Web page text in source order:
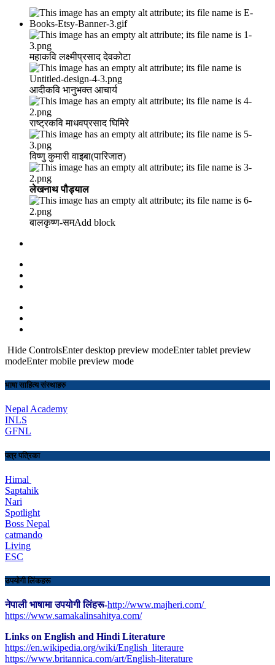
महाकवि लक्ष्मीप्रसाद देवकोटा
आदीकवि भानुभक्त आचार्य
राष्ट्रकवि माधवप्रसाद घिमिरे
विष्णु कुमारी वाइबा(पारिजात)
लेखनाथ पौड्याल
बालकृष्ण-सम Add block
Hide ControlsEnter desktop preview modeEnter tablet preview
modeEnter mobile preview mode
भाषा साहित्य संस्थाहरु
Nepal Academy
INLS
GFNL
पत्र पत्रिका
Himal
Saptahik
Nari
Spotlight
Boss Nepal
catmando
Living
ESC
उपयोगी लिंकहरू
नेपाली भाषामा उपयोगी लिंहरू-http://www.majheri.com/
https://www.samakalinsahitya.com/
Links on English and Hindi Literature
https://en.wikipedia.org/wiki/English_literaure
https://www.britannica.com/art/English-literature